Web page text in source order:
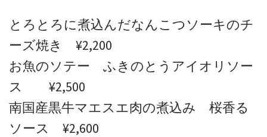
とろとろに煮込んだなんこつソーキのチ
ーズ焼き ¥2,200
お魚のソテー ふきのとうアイオリソー
ス ¥2,500
南国産黒牛マエスエ肉の煮込み 桜香る
ソース ¥2,600